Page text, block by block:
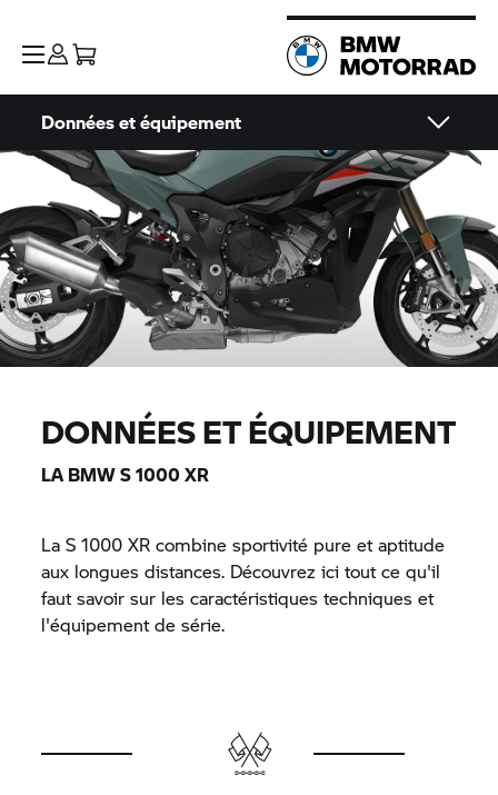
Données et équipement
DONNÉES ET ÉQUIPEMENT
LA BMWS 1000 XR
LaS 1000 XR combine sportivité pure et aptitude
aux longues distances. Découvrez ici tout ce qu'il
faut savoir sur les caractéristiques techniques et
l'équipement de série.